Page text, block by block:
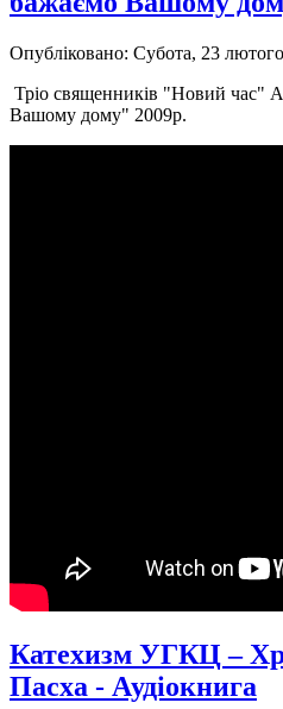
Опубліковано: Субота, 23
Тріо священників "Новий час"
Вашому дому" 2009р.
Катехизм УГКЦ –
Пасха - Аудіокнига